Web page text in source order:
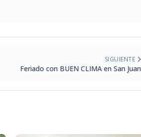
SIGUIENTE
Feriado con BUEN CLIMA en San Juan